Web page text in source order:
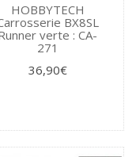
HOBBYTECH
BX8SL
verte : CA-
271
36,90€